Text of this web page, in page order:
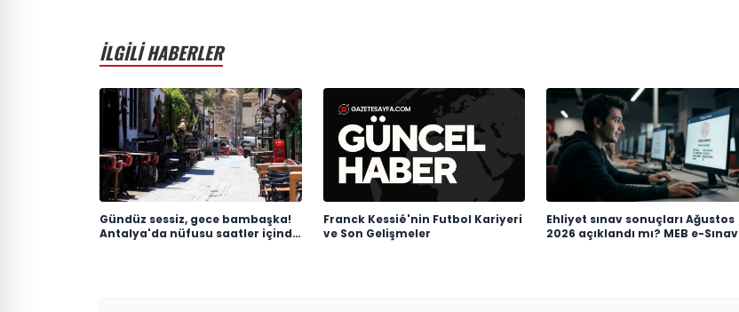
İLGİLİ HABERLER
Gündüz sessiz, gece bambaşka!
Antalya'da nüfusu saatler içinde
Franck Kessié'nin Futbol Kariyeri
ve Son Gelişmeler
Ehliyet sınav sonuçları Ağustos
2026 açıklandı mı? MEB e-Sınav